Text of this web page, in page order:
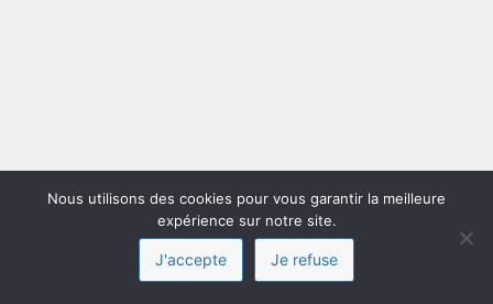
Nous utilisons des cookies pour vous garantir la meilleure
expérience sur notre site.
J'accepte Je refuse